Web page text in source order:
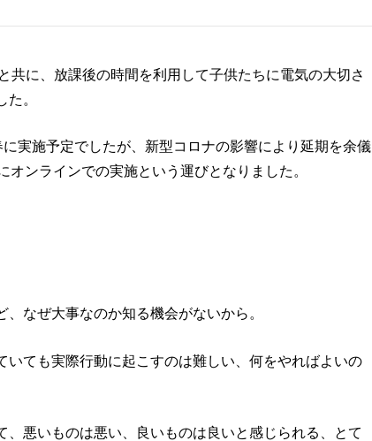
に、放課後の時間を利用して子供たちに電気の大切さ
。
実施予定でしたが、新型コロナの影響により延期を余儀
ンラインでの実施という運びとなりました。
なぜ大事なのか知る機会がないから。
ても実際行動に起こすのは難しい、何をやればよいの
悪いものは悪い、良いものは良いと感じられる、とて